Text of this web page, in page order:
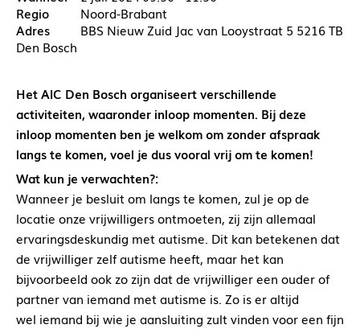
Noord-Brabant
BBS Nieuw Zuid Jac van Looystraat 5 5216 TB
Den Bosch
Het AIC Den Bosch organiseert verschillende
activiteiten, waaronder inloop momenten. Bij deze
inloop momenten ben je welkom om zonder afspraak
langs te komen, voel je dus vooral vrij om te komen!
Wat kun je verwachten?:
Wanneer je besluit om langs te komen, zul je op de
locatie onze vrijwilligers ontmoeten, zij zijn allemaal
ervaringsdeskundig met autisme. Dit kan betekenen dat
de vrijwilliger zelf autisme heeft, maar het kan
bijvoorbeeld ook zo zijn dat de vrijwilliger een ouder of
partner van iemand met autisme is. Zo is er altijd
wel iemand bij wie je aansluiting zult vinden voor een fijn